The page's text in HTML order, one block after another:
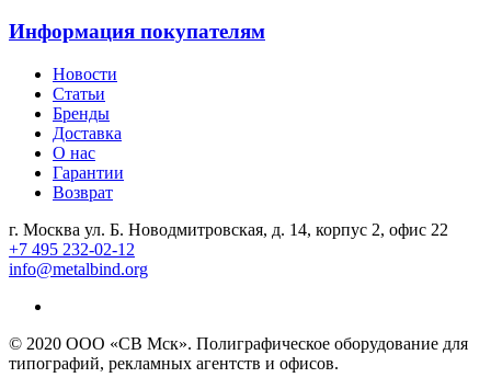
Информация покупателям
Новости
Статьи
Бренды
Доставка
О нас
Гарантии
Возврат
г. Москва ул. Б. Новодмитровская, д. 14, корпус 2, офис 22
+7 495 232-02-12
info@metalbind.org
© 2020 ООО «СВ Мск». Полиграфическое оборудование для
типографий, рекламных агентств и офисов.